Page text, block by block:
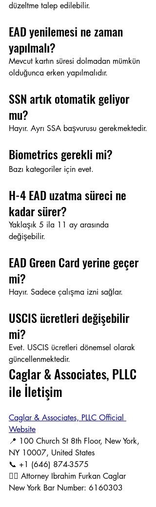
düzeltme talep edilebilir.
EAD yenilemesi ne zaman
yapılmalı?
Mevcut kartın süresi dolmadan mümkün
olduğunca erken yapılmalıdır.
SSN artık otomatik geliyor
mu?
Hayır. Ayrı SSA başvurusu gerekmektedir.
Biometrics gerekli mi?
Bazı kategoriler için evet.
H-4 EAD uzatma süreci ne
kadar sürer?
Yaklaşık 5 ila 11 ay arasında
değişebilir.
EAD Green Card yerine geçer
mi?
Hayır. Sadece çalışma izni sağlar.
USCIS ücretleri değişebilir
mi?
Evet. USCIS ücretleri dönemsel olarak
güncellenmektedir.
Caglar & Associates, PLLC
ile İletişim
Caglar & Associates, PLLC Official
Website
📍 100 Church St 8th Floor, New York,
NY 10007, United States
📞 +1 (646) 874-3575
👨‍⚖️ Attorney Ibrahim Furkan Caglar
New York Bar Number: 6160303